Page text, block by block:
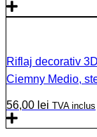
Riflaj decorativ
Ciemny Medio,
56,00 lei TVA inclus